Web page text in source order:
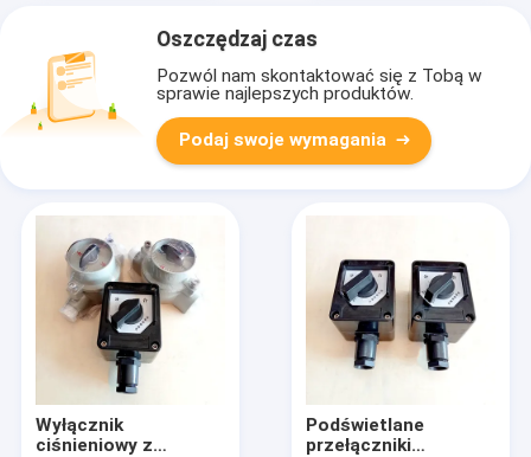
Oszczędzaj czas
Pozwól nam skontaktować się z Tobą w
sprawie najlepszych produktów.
Podaj swoje wymagania
Wyłącznik
ciśnieniowy z
Podświetlane
przełączniki